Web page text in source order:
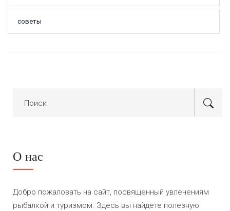
советы
О нас
Добро пожаловать на сайт, посвященный увлечениям
рыбалкой и туризмом. Здесь вы найдете полезную